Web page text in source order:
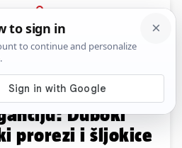
PRIJAVA
Show Komentari
na pozornici
Duboki
prorezi i šljokice